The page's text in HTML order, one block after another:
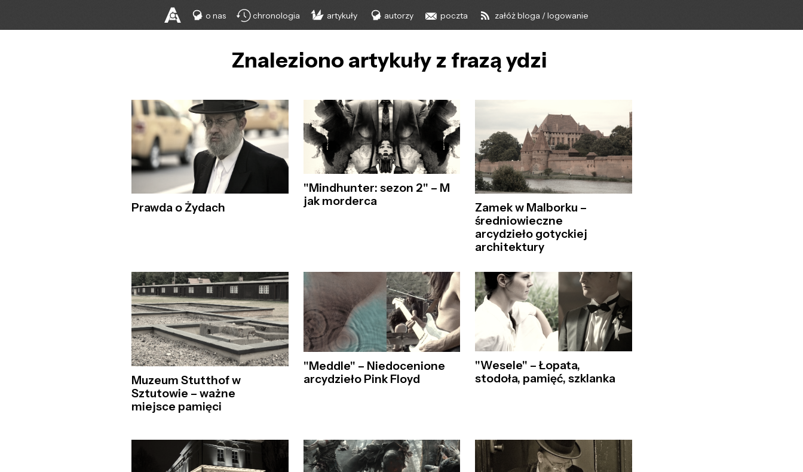
o nas chronologia artykuły autorzy poczta załóż bloga / logowanie
Znaleziono artykuły z frazą ydzi
Prawda o Żydach
"Mindhunter: sezon 2" – M
jak morderca
Zamek w Malborku –
średniowieczne
arcydzieło gotyckiej
architektury
Muzeum Stutthof w
Sztutowie – ważne
miejsce pamięci
"Meddle" – Niedocenione
arcydzieło Pink Floyd
"Wesele" – Łopata,
stodoła, pamięć, szklanka